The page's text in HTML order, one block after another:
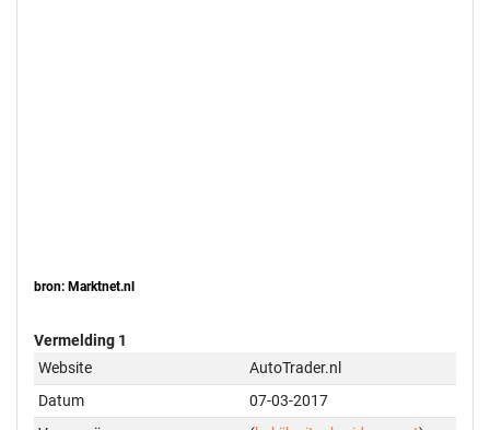
bron: Marktnet.nl
Vermelding 1
Website
AutoTrader.nl
Datum
07-03-2017